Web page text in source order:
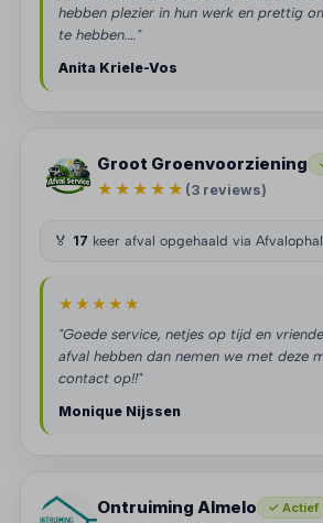
hebben plezier in hun werk en prettig
te hebben.…"
Anita Kriele-Vos
Groot Groenvoorziening
★★★★★ (3 reviews)
🏅 17 keer afval opgehaald via
★★★★★
"Goede service, netjes op tijd en
afval hebben dan nemen we met deze
contact op!!"
Monique Nijssen
Ontruiming Almelo ✓ Actief